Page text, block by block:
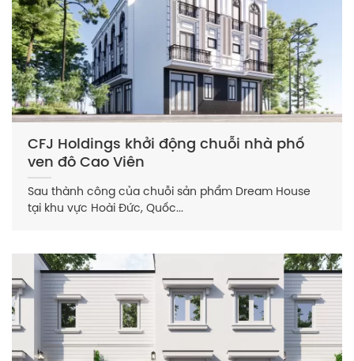
CFJ Holdings khởi động chuỗi nhà phố
ven đô Cao Viên
Sau thành công của chuỗi sản phẩm Dream House
tại khu vực Hoài Đức, Quốc...